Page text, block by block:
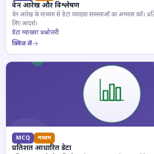
वेन आरेख और विश्लेषण
वेन आरेख के माध्यम से डेटा व्याख्या समस्याओं का अभ्यास करें।
लिए आदर्श।
डेटा व्याख्या प्रश्नोत्तरी
क्विज़ लें
MCQ मध्यम
प्रतिशत आधारित डेटा